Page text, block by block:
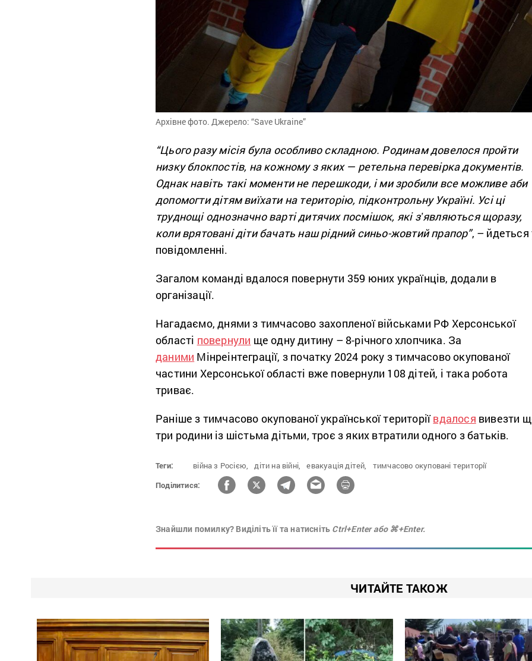
Архівне фото. Джерело: “Save Ukraine”
“Цього разу місія була особливо складною. Родинам довелося пройти
низку блокпостів, на кожному з яких — ретельна перевірка документів.
Однак навіть такі моменти не перешкоди, і ми зробили все можливе аби
допомогти дітям виїхати на територію, підконтрольну Україні. Усі ці
труднощі однозначно варті дитячих посмішок, які зʼявляються щоразу,
коли врятовані діти бачать наш рідний синьо-жовтий прапор”, – йдеться
повідомленні.
Загалом команді вдалося повернути 359 юних українців, додали в
організації.
Нагадаємо, днями з тимчасово захопленої військами РФ Херсонської
області повернули ще одну дитину – 8-річного хлопчика. За
даними Мінреінтеграції, з початку 2024 року з тимчасово окупованої
частини Херсонської області вже повернули 108 дітей, і така робота
триває.
Раніше з тимчасово окупованої української територіївдалося вивезти
три родини із шістьма дітьми, троє з яких втратили одного з батьків.
Теги: війна з Росією, діти на війні, евакуація дітей,
тимчасово окуповані території
Поділитися:
Знайшли помилку? Виділіть її та натисніть Ctrl+Enter або ⌘+Enter.
ЧИТАЙТЕ ТАКОЖ